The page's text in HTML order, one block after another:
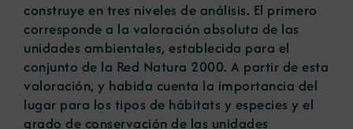
construye en tres niveles de análisis. El primero
corresponde a la valoración absoluta de las
unidades ambientales, establecida para el
conjunto de la Red Natura 2000. A partir de esta
valoración, y habida cuenta la importancia del
lugar para los tipos de hábitats y especies y el
grado de conservación de las unidades